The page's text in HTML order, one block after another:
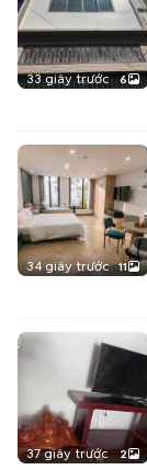
33 giây trước 6
34 giây trước 11
37 giây trước 2